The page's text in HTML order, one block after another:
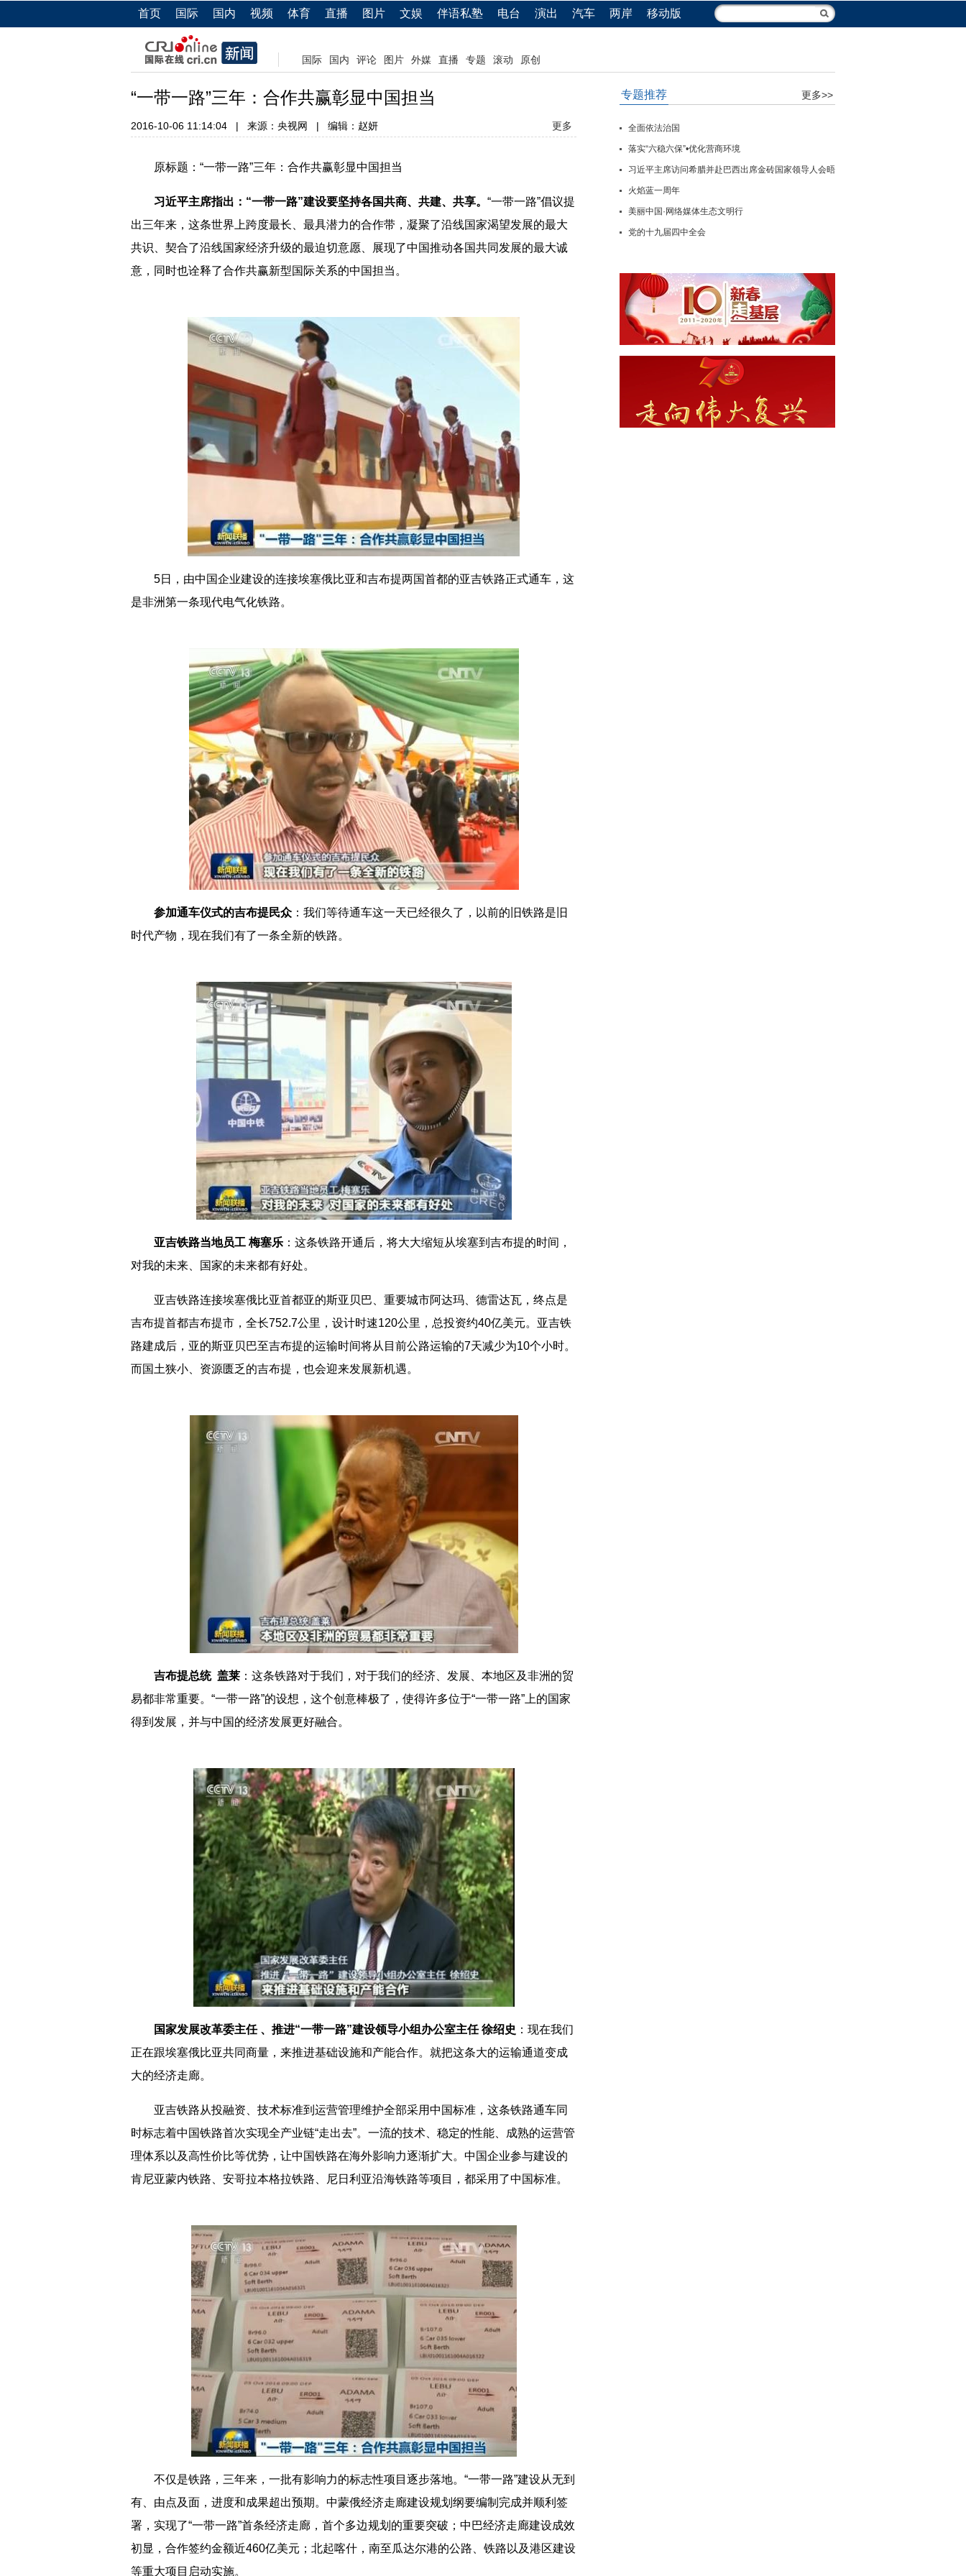
首页 国际 国内 视频 体育 直播 图片 文娱 伴语私塾 电台 演出 汽车 两岸 移动版
国际 国内 评论 图片 外媒 直播 专题 滚动 原创
“一带一路”三年：合作共赢彰显中国担当
2016-10-06 11:14:04 | 来源：央视网 | 编辑：赵妍 更多
原标题：“一带一路”三年：合作共赢彰显中国担当
习近平主席指出：“一带一路”建设要坚持各国共商、共建、共享。 “一带一路”倡议提
出三年来，这条世界上跨度最长、最具潜力的合作带，凝聚了沿线国家渴望发展的最大
共识、契合了沿线国家经济升级的最迫切意愿、展现了中国推动各国共同发展的最大诚
意，同时也诠释了合作共赢新型国际关系的中国担当。
5日，由中国企业建设的连接埃塞俄比亚和吉布提两国首都的亚吉铁路正式通车，这
是非洲第一条现代电气化铁路。
参加通车仪式的吉布提民众 ：我们等待通车这一天已经很久了，以前的旧铁路是旧
时代产物，现在我们有了一条全新的铁路。
亚吉铁路当地员工 梅塞乐 ：这条铁路开通后，将大大缩短从埃塞到吉布提的时间，
对我的未来、国家的未来都有好处。
亚吉铁路连接埃塞俄比亚首都亚的斯亚贝巴、重要城市阿达玛、德雷达瓦，终点是
吉布提首都吉布提市，全长752.7公里，设计时速120公里，总投资约40亿美元。亚吉铁
路建成后，亚的斯亚贝巴至吉布提的运输时间将从目前公路运输的7天减少为10个小时。
而国土狭小、资源匮乏的吉布提，也会迎来发展新机遇。
吉布提总统 盖莱 ：这条铁路对于我们，对于我们的经济、发展、本地区及非洲的贸
易都非常重要。“一带一路”的设想，这个创意棒极了，使得许多位于“一带一路”上的国家
得到发展，并与中国的经济发展更好融合。
国家发展改革委主任 、推进“一带一路”建设领导小组办公室主任 徐绍史 ：现在我们
正在跟埃塞俄比亚共同商量，来推进基础设施和产能合作。就把这条大的运输通道变成
大的经济走廊。
亚吉铁路从投融资、技术标准到运营管理维护全部采用中国标准，这条铁路通车同
时标志着中国铁路首次实现全产业链“走出去”。一流的技术、稳定的性能、成熟的运营管
理体系以及高性价比等优势，让中国铁路在海外影响力逐渐扩大。中国企业参与建设的
肯尼亚蒙内铁路、安哥拉本格拉铁路、尼日利亚沿海铁路等项目，都采用了中国标准。
不仅是铁路，三年来，一批有影响力的标志性项目逐步落地。“一带一路”建设从无到
有、由点及面，进度和成果超出预期。中蒙俄经济走廊建设规划纲要编制完成并顺利签
署，实现了“一带一路”首条经济走廊，首个多边规划的重要突破；中巴经济走廊建设成效
初显，合作签约金额近460亿美元；北起喀什，南至瓜达尔港的公路、铁路以及港区建设
等重大项目启动实施。
专题推荐 更多>>
全面依法治国
落实“六稳六保”•优化营商环境
习近平主席访问希腊并赴巴西出席金砖国家领导人会晤
火焰蓝一周年
美丽中国·网络媒体生态文明行
党的十九届四中全会